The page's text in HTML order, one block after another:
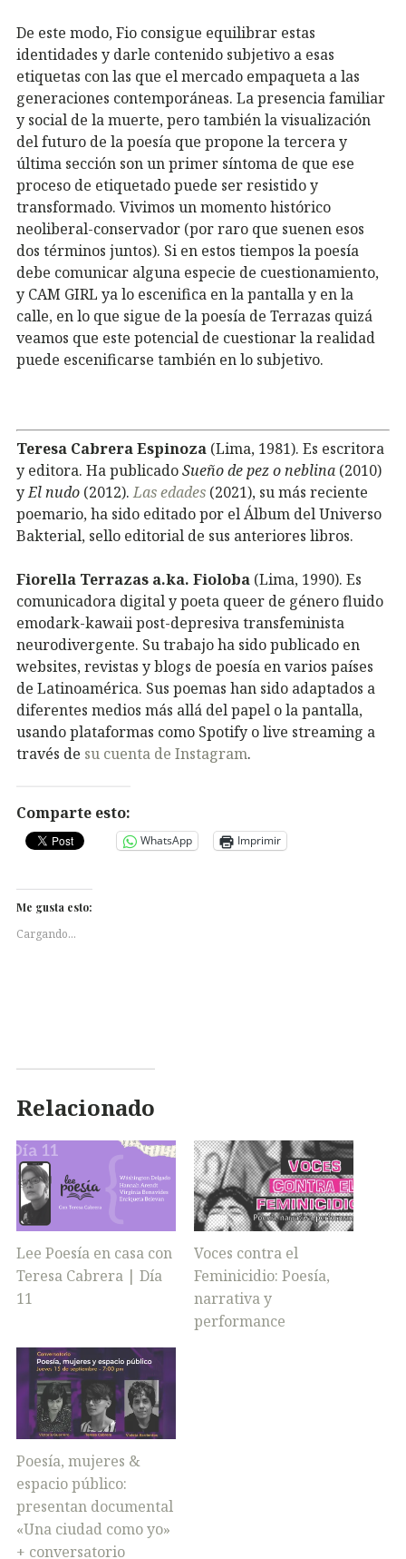
De este modo, Fio consigue equilibrar estas
identidades y darle contenido subjetivo a esas
etiquetas con las que el mercado empaqueta a las
generaciones contemporáneas. La presencia familiar
y social de la muerte, pero también la visualización
del futuro de la poesía que propone la tercera y
última sección son un primer síntoma de que ese
proceso de etiquetado puede ser resistido y
transformado. Vivimos un momento histórico
neoliberal-conservador (por raro que suenen esos
dos términos juntos). Si en estos tiempos la poesía
debe comunicar alguna especie de cuestionamiento,
y CAM GIRL ya lo escenifica en la pantalla y en la
calle, en lo que sigue de la poesía de Terrazas quizá
veamos que este potencial de cuestionar la realidad
puede escenificarse también en lo subjetivo.
Teresa Cabrera Espinoza (Lima, 1981). Es escritora
y editora. Ha publicadoSueño de pez o neblina (2010)
y El nudo (2012). Las edades (2021), su más reciente
poemario, ha sido editado por el Álbum del Universo
Bakterial, sello editorial de sus anteriores libros.
Fiorella Terrazas a.ka. Fioloba (Lima, 1990). Es
comunicadora digital y poeta queer de género fluido
emodark-kawaii post-depresiva transfeminista
neurodivergente. Su trabajo ha sido publicado en
websites, revistas y blogs de poesía en varios países
de Latinoamérica. Sus poemas han sido adaptados a
diferentes medios más allá del papel o la pantalla,
usando plataformas como Spotify o live streaming a
través de su cuenta de Instagram.
Comparte esto:
WhatsApp Imprimir
Me gusta esto:
Cargando...
Relacionado
Lee Poesía en casa con
Teresa Cabrera | Día
11
Voces contra el
Feminicidio: Poesía,
narrativa y
performance
Poesía, mujeres &
espacio público:
presentan documental
«Una ciudad como yo»
+ conversatorio